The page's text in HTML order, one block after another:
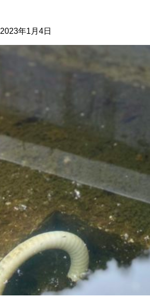
2023年1月4日